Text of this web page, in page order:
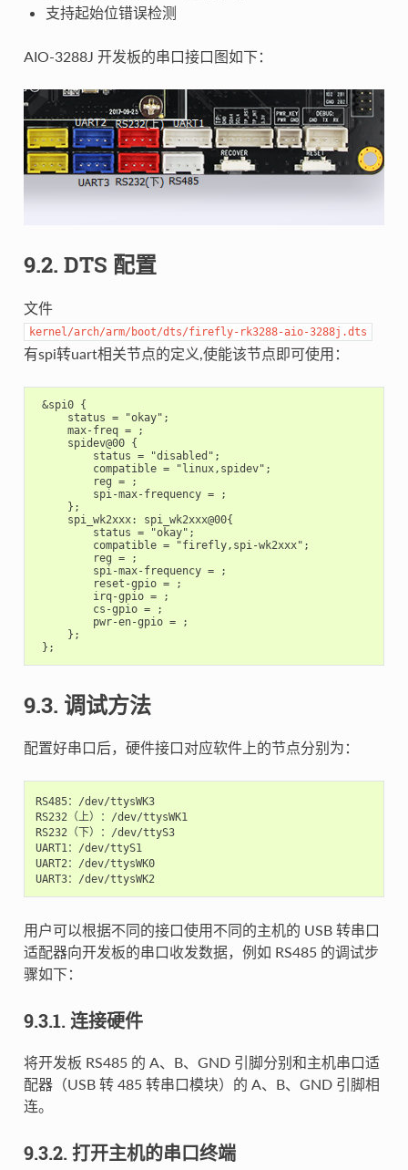
支持起始位错误检测
AIO-3288J 开发板的串口接口图如下：
9.2. DTS 配置
文件
kernel/arch/arm/boot/dts/firefly-rk3288-aio-3288j.dts
有spi转uart相关节点的定义,使能该节点即可使用：
&spi0 {
     status = "okay";
     max-freq = ;
     spidev@00 {
         status = "disabled";
         compatible = "linux,spidev";
         reg = ;
         spi-max-frequency = ;
     };
     spi_wk2xxx: spi_wk2xxx@00{
         status = "okay";
         compatible = "firefly,spi-wk2xxx";
         reg = ;
         spi-max-frequency = ;
         reset-gpio = ;
         irq-gpio = ;
         cs-gpio = ;
         pwr-en-gpio = ;
     };
9.3. 调试方法
配置好串口后，硬件接口对应软件上的节点分别为：
RS485：/dev/ttysWK3
RS232（上）：/dev/ttysWK1
RS232（下）：/dev/ttyS3
UART1：/dev/ttyS1
UART2：/dev/ttysWK0
UART3：/dev/ttysWK2
用户可以根据不同的接口使用不同的主机的 USB 转串口
适配器向开发板的串口收发数据，例如 RS485 的调试步
骤如下：
9.3.1. 连接硬件
将开发板 RS485 的 A、B、GND 引脚分别和主机串口适
配器（USB 转 485 转串口模块）的 A、B、GND 引脚相
连。
9.3.2. 打开主机的串口终端